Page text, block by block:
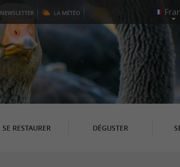
NEWSLETTER LA MÉTÉO
SE RESTAURER DÉGUSTER